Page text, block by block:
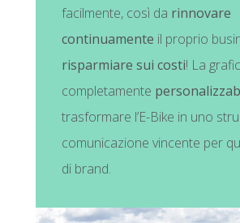
facilmente, così da rinnovare
continuamente il proprio
risparmiare sui costi! La
completamente
trasformare l’E-Bike in uno
comunicazione vincente per
di brand.